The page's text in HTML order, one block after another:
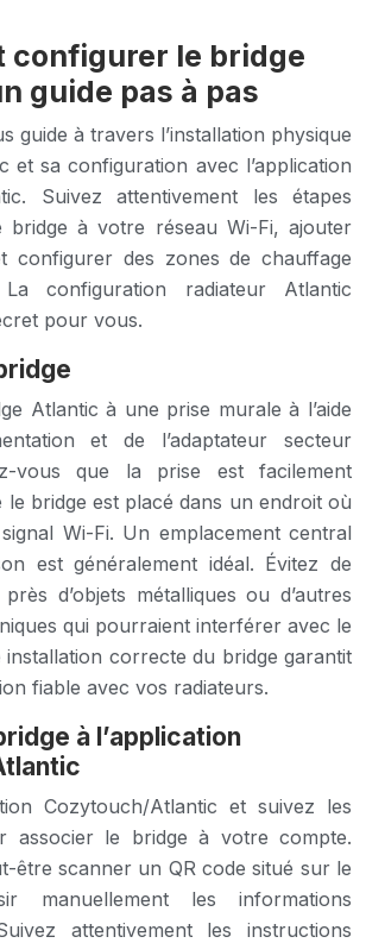
configurer le bridge
guide pas à pas
guide à travers l’installation physique
et sa configuration avec l’application
Suivez attentivement les étapes
bridge à votre réseau Wi-Fi, ajouter
configurer des zones de chauffage
La configuration radiateur Atlantic
pour vous.
Atlantic à une prise murale à l’aide
et de l’adaptateur secteur
vous que la prise est facilement
le bridge est placé dans un endroit où
Wi-Fi. Un emplacement central
est généralement idéal. Évitez de
d’objets métalliques ou d’autres
qui pourraient interférer avec le
installation correcte du bridge garantit
fiable avec vos radiateurs.
à l’application
Cozytouch/Atlantic et suivez les
associer le bridge à votre compte.
être scanner un QR code situé sur le
manuellement les informations
attentivement les instructions